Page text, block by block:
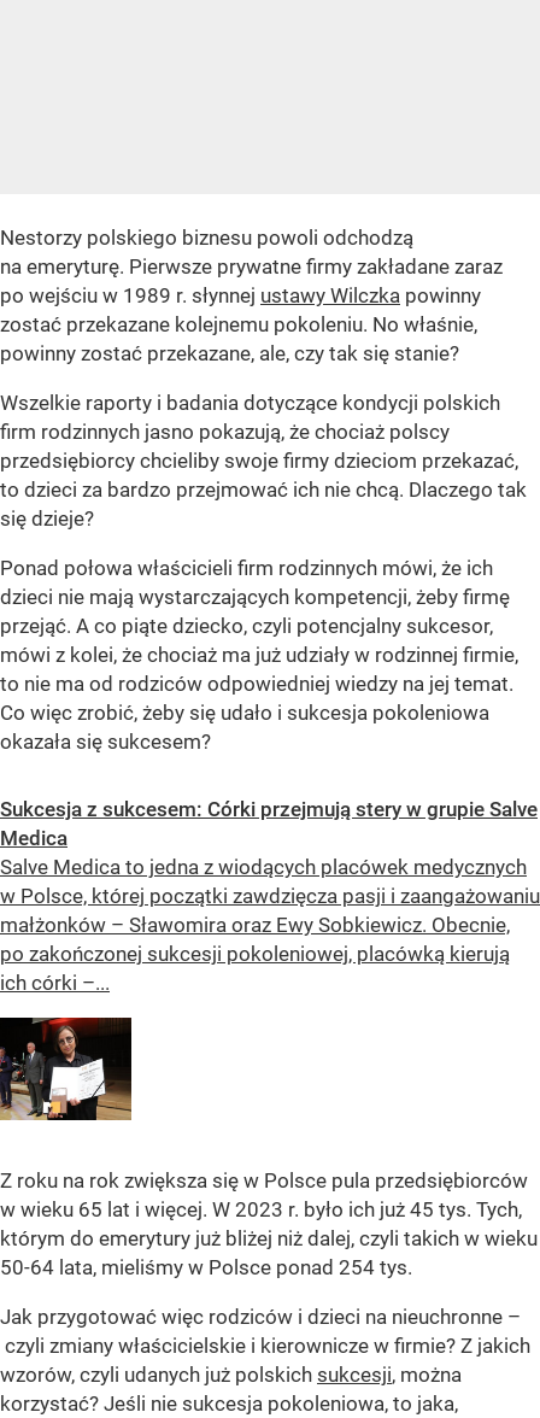
Nestorzy polskiego biznesu powoli odchodzą
na emeryturę. Pierwsze prywatne firmy zakładane zaraz
po wejściu w 1989 r. słynnej ustawy Wilczka powinny
zostać przekazane kolejnemu pokoleniu. No właśnie,
powinny zostać przekazane, ale, czy tak się stanie?
Wszelkie raporty i badania dotyczące kondycji polskich
firm rodzinnych jasno pokazują, że chociaż polscy
przedsiębiorcy chcieliby swoje firmy dzieciom przekazać,
to dzieci za bardzo przejmować ich nie chcą. Dlaczego tak
się dzieje?
Ponad połowa właścicieli firm rodzinnych mówi, że ich
dzieci nie mają wystarczających kompetencji, żeby firmę
przejąć. A co piąte dziecko, czyli potencjalny sukcesor,
mówi z kolei, że chociaż ma już udziały w rodzinnej firmie,
to nie ma od rodziców odpowiedniej wiedzy na jej temat.
Co więc zrobić, żeby się udało i sukcesja pokoleniowa
okazała się sukcesem?
Sukcesja z sukcesem: Córki przejmują stery w grupie Salve
Medica
Salve Medica to jedna z wiodących placówek medycznych
w Polsce, której początki zawdzięcza pasji i zaangażowaniu
małżonków – Sławomira oraz Ewy Sobkiewicz. Obecnie,
po zakończonej sukcesji pokoleniowej, placówką kierują
ich córki –...
Z roku na rok zwiększa się w Polsce pula przedsiębiorców
w wieku 65 lat i więcej. W 2023 r. było ich już 45 tys. Tych,
którym do emerytury już bliżej niż dalej, czyli takich w wieku
50-64 lata, mieliśmy w Polsce ponad 254 tys.
Jak przygotować więc rodziców i dzieci na nieuchronne –
czyli zmiany właścicielskie i kierownicze w firmie? Z jakich
wzorów, czyli udanych już polskich sukcesji, można
korzystać? Jeśli nie sukcesja pokoleniowa, to jaka,